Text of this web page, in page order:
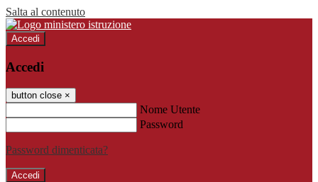
Salta al contenuto
Accedi
Accedi
button close ×
Nome Utente
Password
Password dimenticata?